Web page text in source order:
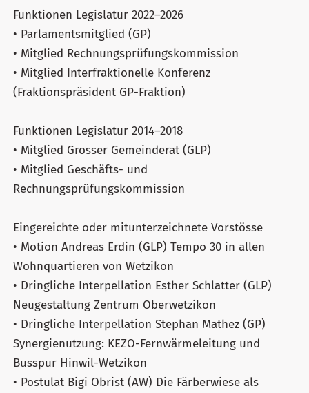
Funktionen Legislatur 2022–2026
• Parlamentsmitglied (GP)
• Mitglied Rechnungsprüfungskommission
• Mitglied Interfraktionelle Konferenz
(Fraktionspräsident GP-Fraktion)
Funktionen Legislatur 2014–2018
• Mitglied Grosser Gemeinderat (GLP)
• Mitglied Geschäfts- und
Rechnungsprüfungskommission
Eingereichte oder mitunterzeichnete Vorstösse
• Motion Andreas Erdin (GLP) Tempo 30 in allen
Wohnquartieren von Wetzikon
• Dringliche Interpellation Esther Schlatter (GLP)
Neugestaltung Zentrum Oberwetzikon
• Dringliche Interpellation Stephan Mathez (GP)
Synergienutzung: KEZO-Fernwärmeleitung und
Busspur Hinwil-Wetzikon
• Postulat Bigi Obrist (AW) Die Färberwiese als